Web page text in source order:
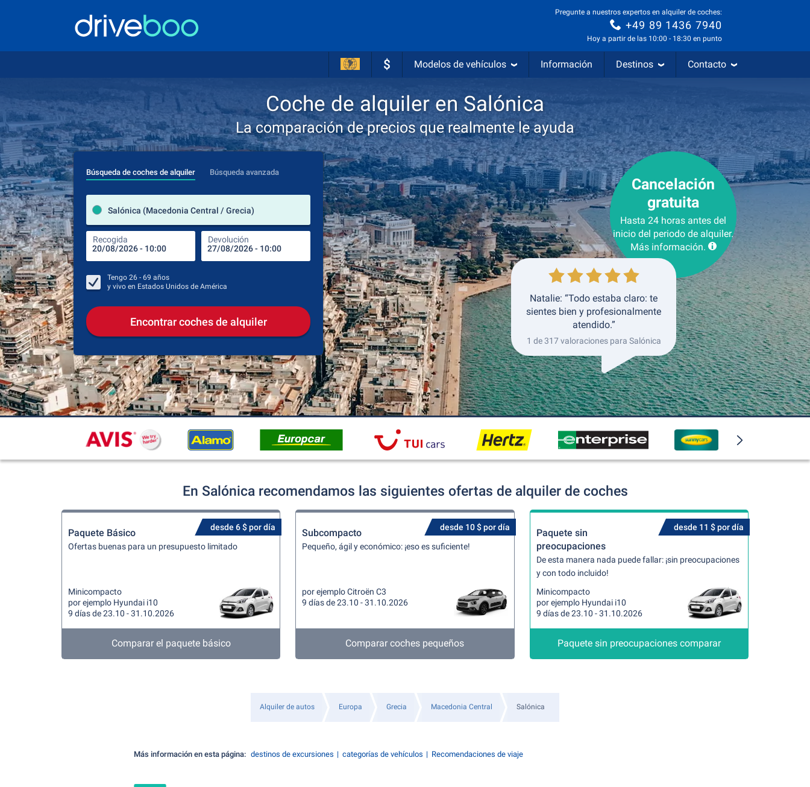
Pregunte a nuestros expertos en alquiler de coches:
+49 89 1436 7940
Hoy a partir de las 10:00 - 18:30 en punto
$ Modelos de vehículos Información Destinos Contacto
Coche de alquiler en Salónica
La comparación de precios que realmente le ayuda
Búsqueda de coches de alquiler Búsqueda avanzada
Salónica (Macedonia Central / Grecia)
Recogida Devolución
lugar de alquiler
Lugar de devolución
Recogida Devolución
Tengo 26 - 69 años
y vivo en Estados Unidos de América
Encontrar coches de alquiler
Cancelación
gratuita
Hasta 24 horas antes del
inicio del periodo de alquiler.
Más información.
Natalie: “Todo estaba claro: te
sientes bien y profesionalmente
atendido.”
1 de 317 valoraciones para Salónica
En Salónica recomendamos las siguientes ofertas de alquiler de coches
desde 6 $ por día
Paquete Básico
Ofertas buenas para un presupuesto limitado
Minicompacto
por ejemplo Hyundai i10
9 días de 23.10 - 31.10.2026
Comparar el paquete básico
desde 10 $ por día
Subcompacto
Pequeño, ágil y económico: ¡eso es suficiente!
por ejemplo Citroën C3
9 días de 23.10 - 31.10.2026
Comparar coches pequeños
desde 11 $ por día
Paquete sin
preocupaciones
De esta manera nada puede fallar: ¡sin preocupaciones
y con todo incluido!
Minicompacto
por ejemplo Hyundai i10
9 días de 23.10 - 31.10.2026
Paquete sin preocupaciones comparar
Alquiler de autos Europa Grecia Macedonia Central Salónica
Más información en esta página: destinos de excursiones categorías de vehículos Recomendaciones de viaje